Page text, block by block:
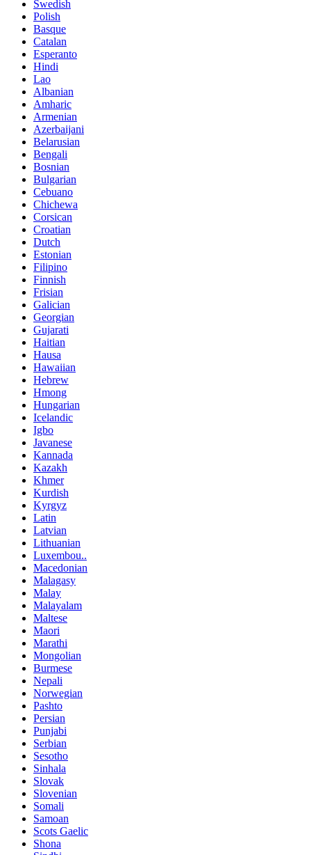
Swedish
Polish
Basque
Catalan
Esperanto
Hindi
Lao
Albanian
Amharic
Armenian
Azerbaijani
Belarusian
Bengali
Bosnian
Bulgarian
Cebuano
Chichewa
Corsican
Croatian
Dutch
Estonian
Filipino
Finnish
Frisian
Galician
Georgian
Gujarati
Haitian
Hausa
Hawaiian
Hebrew
Hmong
Hungarian
Icelandic
Igbo
Javanese
Kannada
Kazakh
Khmer
Kurdish
Kyrgyz
Latin
Latvian
Lithuanian
Luxembou..
Macedonian
Malagasy
Malay
Malayalam
Maltese
Maori
Marathi
Mongolian
Burmese
Nepali
Norwegian
Pashto
Persian
Punjabi
Serbian
Sesotho
Sinhala
Slovak
Slovenian
Somali
Samoan
Scots Gaelic
Shona